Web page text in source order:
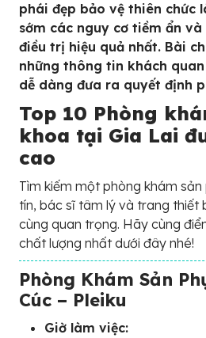
phái đẹp bảo vệ thiên chức
sớm các nguy cơ tiềm ẩn
điều trị hiệu quả nhất. Bài
những thông tin khách
dễ dàng đưa ra quyết định
Top 10 Phòng
khoa tại Gia Lai
cao
Tìm kiếm một phòng khám
tín, bác sĩ tâm lý và trang thiết
cùng quan trọng. Hãy cùng
chất lượng nhất dưới đây nhé!
Phòng Khám Sản
Cúc – Pleiku
Giờ làm việc: